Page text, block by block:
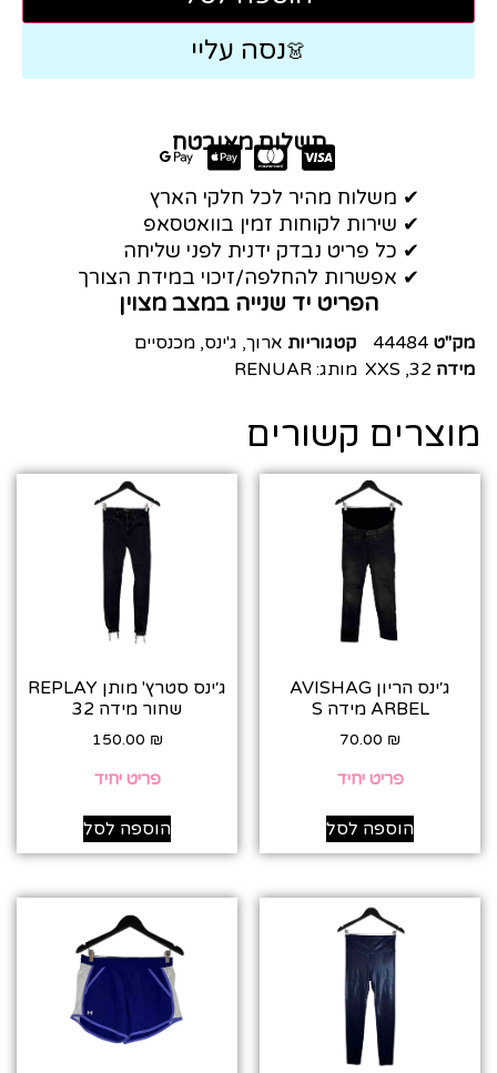
👗נסה עליי
תשלום מאובטח
✔ משלוח מהיר לכל חלקי הארץ
✔ שירות לקוחות זמין בוואטסאפ
✔ כל פריט נבדק ידנית לפני שליחה
✔ אפשרות להחלפה/זיכוי במידת הצורך
הפריט יד שנייה במצב מצוין
מק"ט 44484 קטגוריות ארוך, ג'ינס, מכנסיים
מידה 32
,
XXS מותג:RENUAR
מוצרים קשורים
ג׳ינס הריון AVISHAG
ARBEL מידה S
70.00 ₪
פריט יחיד
הוספה לסל
ג׳ינס סטרץ' מותן REPLAY
שחור מידה 32
150.00 ₪
פריט יחיד
הוספה לסל